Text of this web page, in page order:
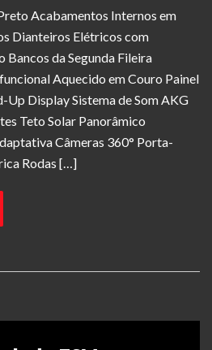
Acabamentos Internos em
Dianteiros Elétricos com
Bancos da Segunda Fileira
Aquecido em Couro Painel
Up Display Sistema de Som AKG
Teto Solar Panorâmico
Câmeras 360° Porta-
Rodas […]